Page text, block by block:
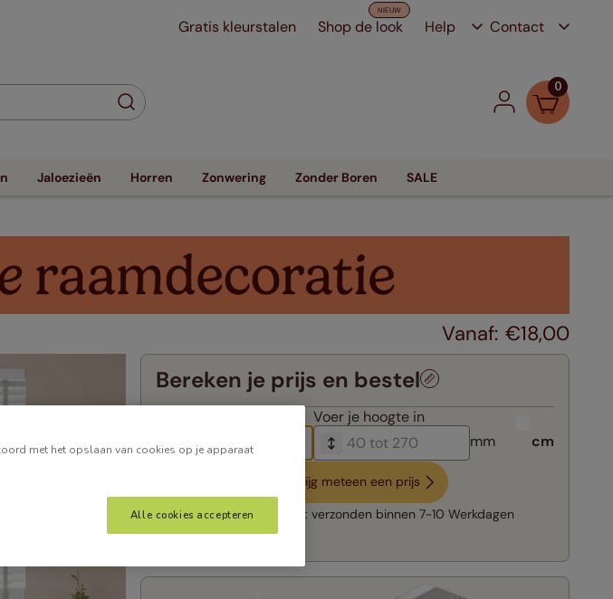
Gratis kleurstalen Shop de look Help Contact
0
Jaloezieën Horren Zonwering Zonder Boren SALE
€18,00
Bereken je prijs en bestel
Voer je hoogte in
mm
cm
Krijg meteen een prijs
Snelle levering: verzonden binnen 7-10 Werkdagen
met het opslaan van cookies op je apparaat
Alle cookies accepteren